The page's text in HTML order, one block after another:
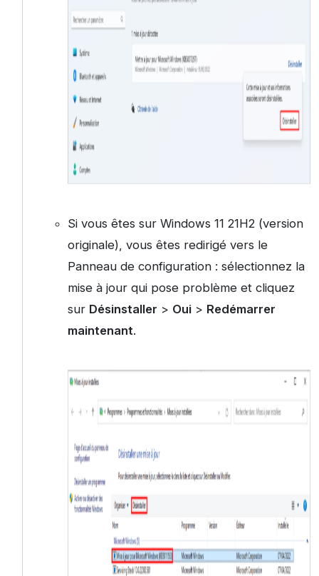
Si vous êtes sur Windows 11 21H2 (version
originale), vous êtes redirigé vers le
Panneau de configuration : sélectionnez la
mise à jour qui pose problème et cliquez
sur Désinstaller > Oui> Redémarrer
maintenant.